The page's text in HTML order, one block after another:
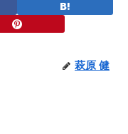
萩原 健